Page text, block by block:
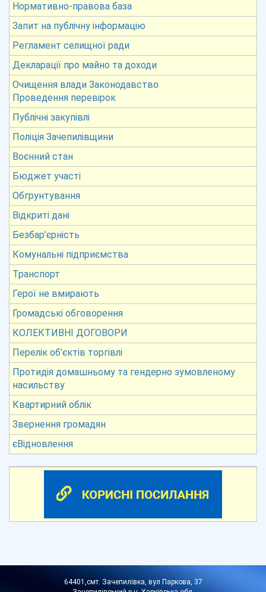
Нормативно-правова база
Запит на публічну інформацію
Регламент селищної ради
Декларації про майно та доходи
Очищення влади Законодавство
Проведення перевірок
Публічні закупівлі
Поліція Зачепилівщини
Воєнний стан
Бюджет участі
Обгрунтування
Відкриті дані
Безбар’єрність
Комунальні підприємства
Транспорт
Герої не вмирають
Громадські обговорення
КОЛЕКТИВНІ ДОГОВОРИ
Перелік об’єктів торгівлі
Протидія домашньому та гендерно зумовленому
насильству
Квартирний облік
Звернення громадян
єВідновлення
64401,смт. Зачепилівка, вул Паркова, 37